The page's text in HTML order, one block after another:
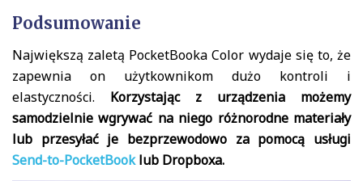
Podsumowanie
Największą zaletą PocketBooka Color wydaje się to, że
zapewnia on użytkownikom dużo kontroli i
elastyczności. Korzystając z urządzenia możemy
samodzielnie wgrywać na niego różnorodne materiały
lub przesyłać je bezprzewodowo za pomocą usługi
Send-to-PocketBooklub Dropboxa.